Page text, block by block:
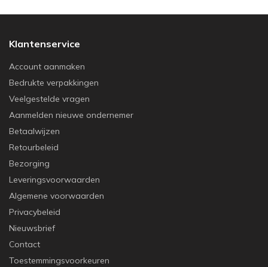
Klantenservice
Account aanmaken
Bedrukte verpakkingen
Veelgestelde vragen
Aanmelden nieuwe ondernemer
Betaalwijzen
Retourbeleid
Bezorging
Leveringsvoorwaarden
Algemene voorwaarden
Privacybeleid
Nieuwsbrief
Contact
Toestemmingsvoorkeuren